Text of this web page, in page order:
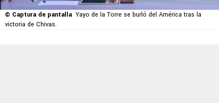
© Captura de pantalla Yayo de la Torre se burló del América tras la
victoria de Chivas.